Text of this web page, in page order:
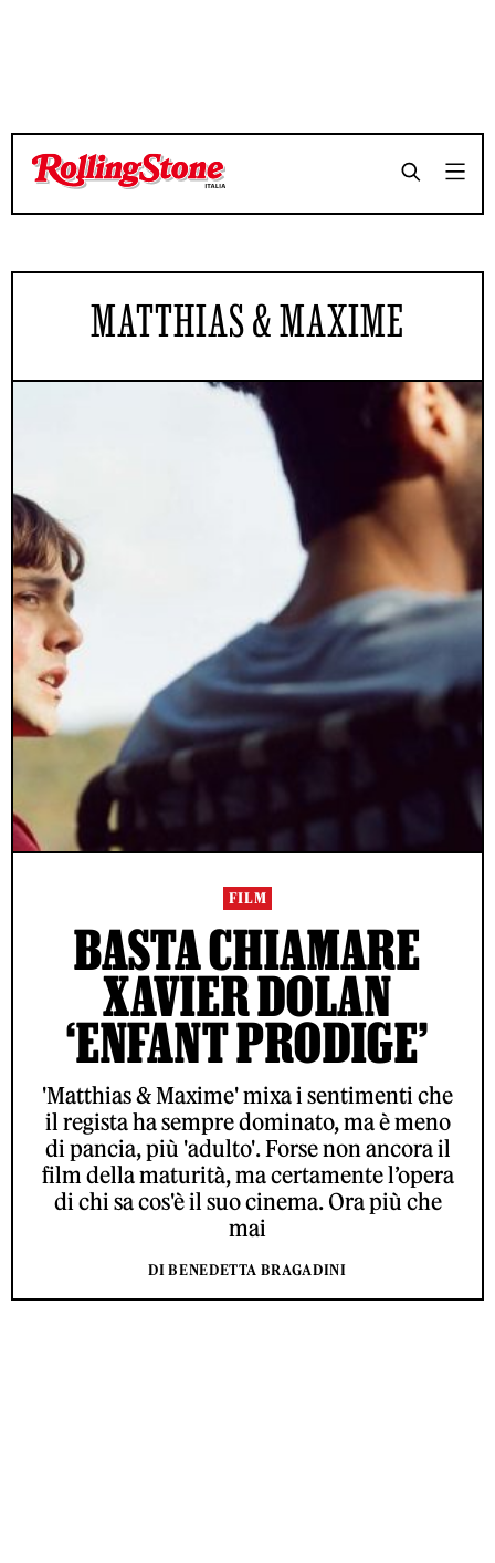
MATTHIAS & MAXIME
FILM
BASTA CHIAMARE
XAVIER DOLAN
‘ENFANT PRODIGE’
'Matthias & Maxime' mixa i sentimenti che
il regista ha sempre dominato, ma è meno
di pancia, più 'adulto'. Forse non ancora il
film della maturità, ma certamente l’opera
di chi sa cos'è il suo cinema. Ora più che
mai
DI BENEDETTA BRAGADINI